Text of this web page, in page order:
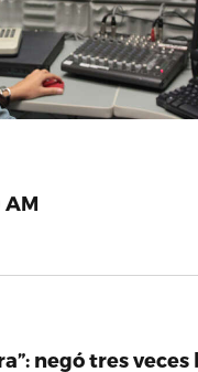
AM
negó tres